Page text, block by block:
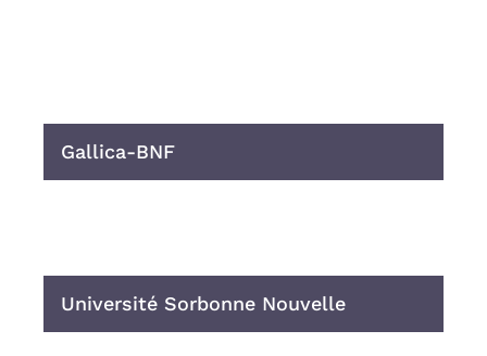
Gallica-BNF
Université Sorbonne Nouvelle